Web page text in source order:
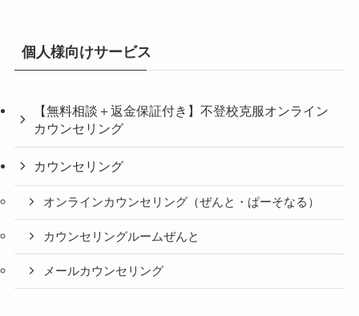
個人様向けサービス
【無料相談＋返金保証付き】不登校克服オンライン
カウンセリング
カウンセリング
オンラインカウンセリング（ぜんと・ぱーそなる）
カウンセリングルームぜんと
メールカウンセリング